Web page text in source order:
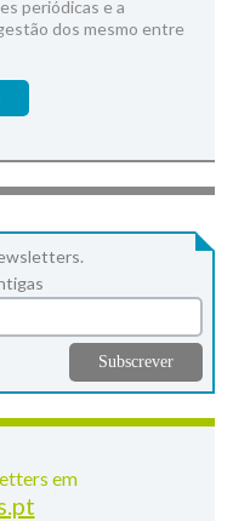
periódicas e a
dos mesmo entre
em